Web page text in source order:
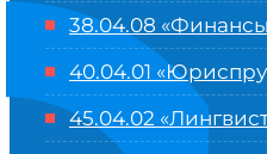
38.04.08
40.04.01
45.04.02